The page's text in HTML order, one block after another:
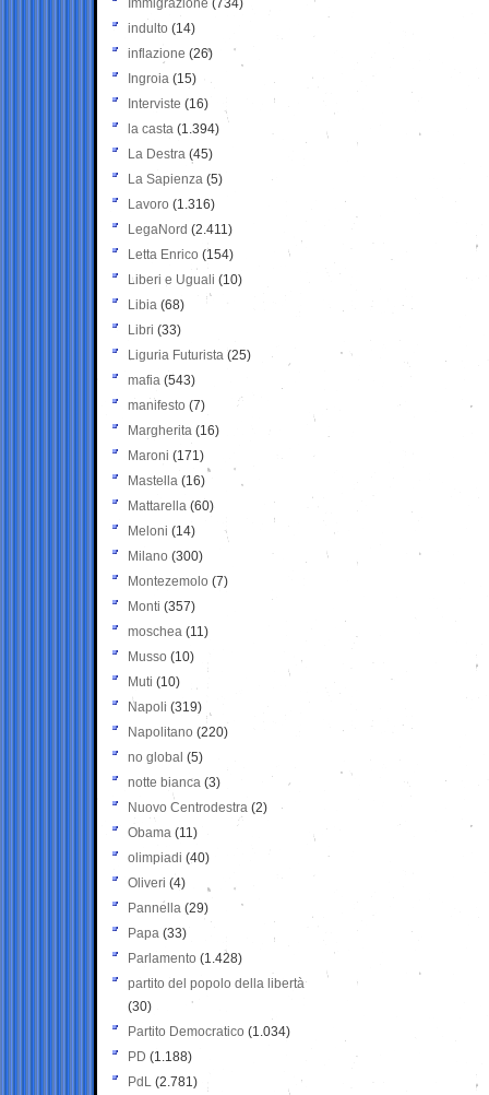
Immigrazione (734)
indulto (14)
inflazione (26)
Ingroia (15)
Interviste (16)
la casta (1.394)
La Destra (45)
La Sapienza (5)
Lavoro (1.316)
LegaNord (2.411)
Letta Enrico (154)
Liberi e Uguali (10)
Libia (68)
Libri (33)
Liguria Futurista (25)
mafia (543)
manifesto (7)
Margherita (16)
Maroni (171)
Mastella (16)
Mattarella (60)
Meloni (14)
Milano (300)
Montezemolo (7)
Monti (357)
moschea (11)
Musso (10)
Muti (10)
Napoli (319)
Napolitano (220)
no global (5)
notte bianca (3)
Nuovo Centrodestra (2)
Obama (11)
olimpiadi (40)
Oliveri (4)
Pannella (29)
Papa (33)
Parlamento (1.428)
partito del popolo della libertà
(30)
Partito Democratico (1.034)
PD (1.188)
PdL (2.781)